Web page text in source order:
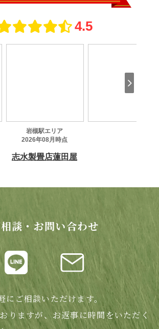
談・お問い合わせ
にご相談いただけます。
りますが、お返事に時間をいただく